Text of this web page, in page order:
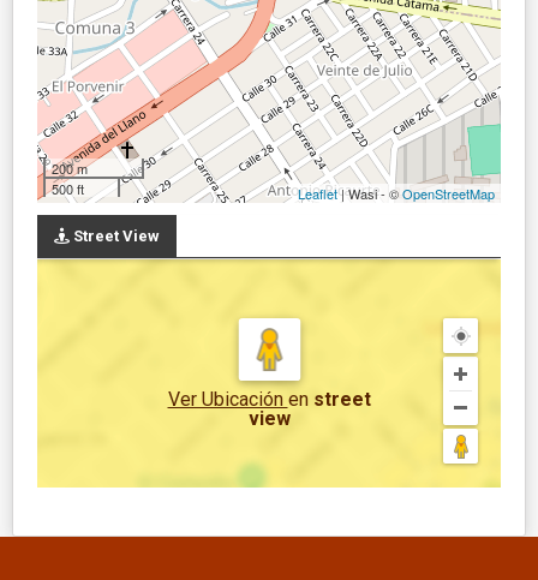
200 m
500 ft
Leaflet| Wasi - ©OpenStreetMap
Street View
Ver Ubicación en street
view